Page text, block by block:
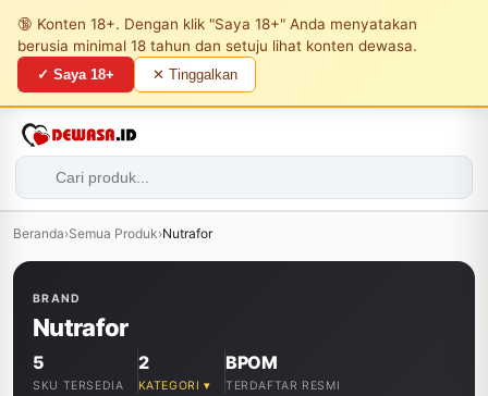
🔞 Konten 18+. Dengan klik "Saya 18+" Anda menyatakan
berusia minimal 18 tahun dan setuju lihat konten dewasa.
✓ Saya 18+ ✕ Tinggalkan
Beranda›Semua Produk›Nutrafor
BRAND
Nutrafor
5
SKU TERSEDIA
2
KATEGORI ▾
BPOM
TERDAFTAR RESMI